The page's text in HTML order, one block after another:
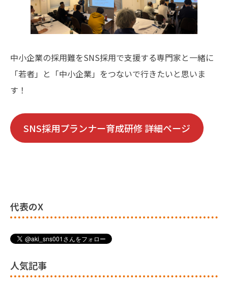
中小企業の採用難をSNS採用で支援する専門家と一緒に
「若者」と「中小企業」をつないで行きたいと思いま
す！
SNS採用プランナー育成研修 詳細ページ
代表のX
人気記事